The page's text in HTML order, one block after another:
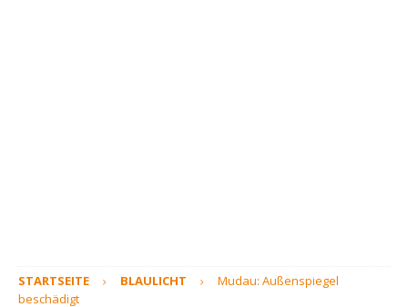
STARTSEITE BLAULICHT
Mudau: Außenspiegel
beschädigt